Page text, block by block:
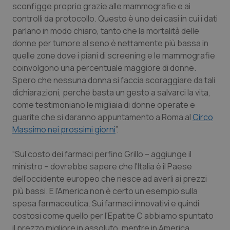
Sangue & coagulazione
Tiroide
Tumore al seno
Tumore ovarico
Tumori del Polmone & Testa Collo
Ulcera & Reflusso
Vaccini
sconfigge proprio grazie alle mammografie e ai
controlli da protocollo. Questo è uno dei casi in cui i dati
parlano in modo chiaro, tanto che la mortalità delle
donne per tumore al seno è nettamente più bassa in
quelle zone dove i piani di screening e le mammografie
coinvolgono una percentuale maggiore di donne.
Spero che nessuna donna si faccia scoraggiare da tali
dichiarazioni, perché basta un gesto a salvarci la vita,
come testimoniano le migliaia di donne operate e
guarite che si daranno appuntamento a Roma al Circo
Massimo nei prossimi giorni”.
“Sul costo dei farmaci perfino Grillo – aggiunge il
ministro – dovrebbe sapere che l'Italia è il Paese
dell'occidente europeo che riesce ad averli ai prezzi
più bassi. E l'America non è certo un esempio sulla
spesa farmaceutica. Sui farmaci innovativi e quindi
costosi come quello per l'Epatite C abbiamo spuntato